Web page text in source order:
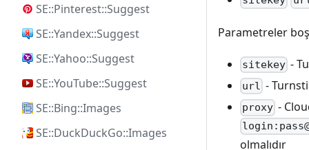
SE::Pinterest::Suggest
SE::Yandex::Suggest
SE::Yahoo::Suggest
SE::YouTube::Suggest
SE::Bing::Images
SE::DuckDuckGo::Images
Parametreler
sitekey -
url -
proxy -
olmalıdır